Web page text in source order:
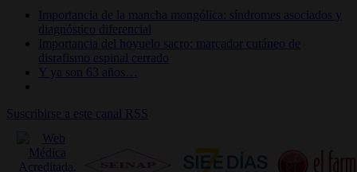
Importancia de la mancha mongólica: síndromes asociados y
diagnóstico diferencial
Importancia del hoyuelo sacro: marcador cutáneo de
disrafismo espinal cerrado
Y ya son 63 años…
Suscribirse a este canal RSS